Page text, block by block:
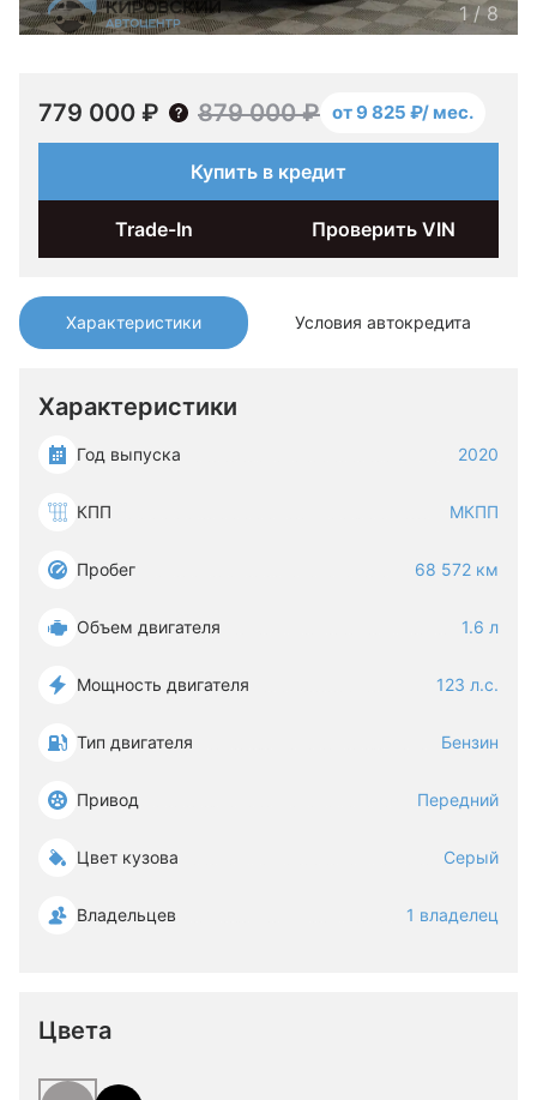
Характеристики Условия автокредита
Характеристики
Год выпуска 2020
КПП МКПП
Пробег 68 572 км
Объем двигателя 1.6 л
Мощность двигателя 123 л.с.
Тип двигателя Бензин
Привод Передний
Цвет кузова Серый
Владельцев 1 владелец
Цвета
1/ 8
779 000 ₽ 879 000 ₽ от 9 825 ₽/ мес.
Купить в кредит
Trade-In Проверить VIN